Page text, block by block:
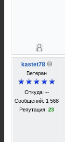
kastet78
Ветеран
Откуда: --
Сообщений: 1 568
Репутация: 23